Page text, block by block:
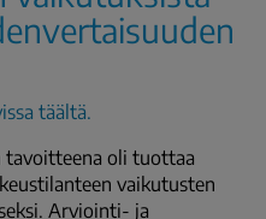
täältä.
tavoitteena oli tuottaa
vaikutusten
Arviointi- ja